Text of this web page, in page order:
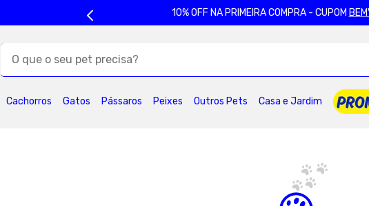
10% OFF NA PRIMEIRA COMPRA - CUPOM
O que o seu pet precisa?
Cachorros Gatos Pássaros Peixes Outros Pets Casa e Jardim
tapete